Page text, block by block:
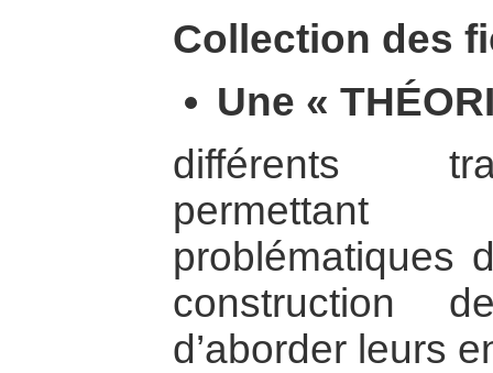
Collection des
Une «
différents
permettant
problématiques
construction
d’aborder leurs